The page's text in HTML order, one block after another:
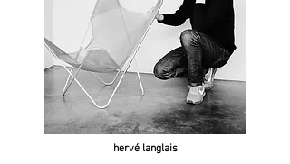
hervé langlais